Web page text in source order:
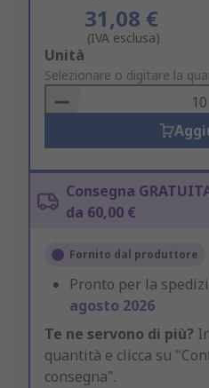
31,08 €
(IVA esclusa)
Add
to
Basket
Unità
Selezionare o digitare la
Consegna
da 60,00 €
Fornito dal produttore
Pronto per la
agosto 2026
Te ne servono di più?
quantità e clicca su
consegna".